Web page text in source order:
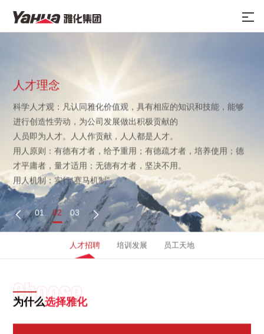
人才理念
科学人才观：凡认同雅化价值观，具有相应的知识和技能，能够
进行创造性劳动，为公司发展做出积极贡献的
人员即为人才。人人作贡献，人人都是人才。
用人原则：有德有才者，给予重用；有德疏才者，培养使用；德
才平庸者，量才适用；无德有才者，坚决不用。
用人机制：实行“赛马机制”。
 01 02 03 
人才招聘 培训发展 员工天地
Choose
为什么选择雅化